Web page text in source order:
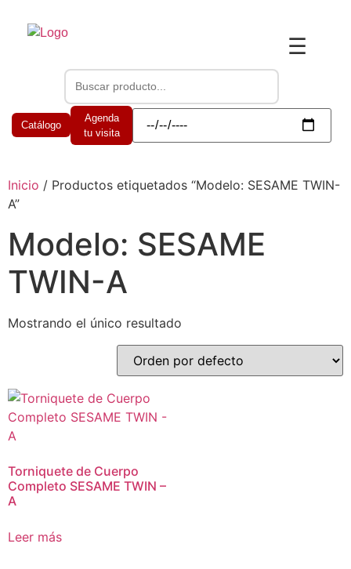
☰
Catálogo
Agenda
tu visita
Inicio / Productos etiquetados “Modelo: SESAME TWIN-
A”
Modelo: SESAME
TWIN-A
Mostrando el único resultado
Torniquete de Cuerpo
Completo SESAME TWIN –
A
Leer más